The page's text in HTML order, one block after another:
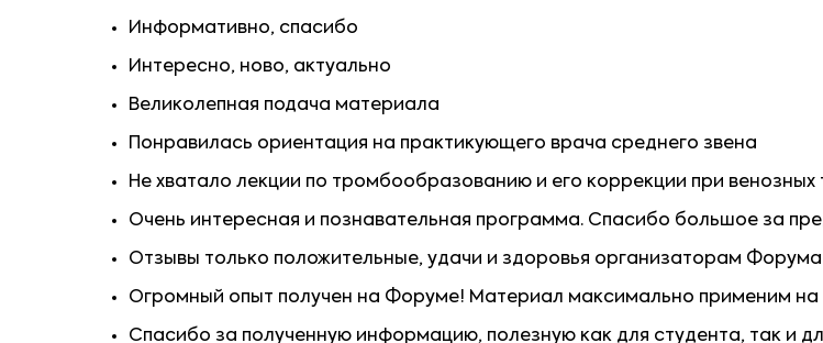
Информативно, спасибо
Интересно, ново, актуально
Великолепная подача материала
Понравилась ориентация на практикующего врача среднего звена
Не хватало лекции по тромбообразованию и его коррекции при
Очень интересная и познавательная программа. Спасибо большое за
Отзывы только положительные, удачи и здоровья организаторам Форума
Огромный опыт получен на Форуме! Материал максимально применим на
Спасибо за полученную информацию, полезную как для студента, так и